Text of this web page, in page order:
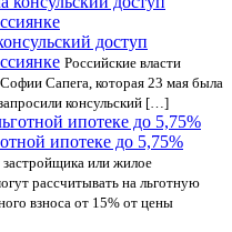
доступ
Российские власти
Сапега, которая 23 мая была
консульский […]
ипотеке до 5,75%
или жилое
рассчитывать на льготную
взноса от 15% от цены